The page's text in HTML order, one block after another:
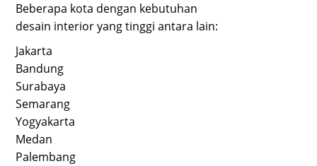
Beberapa kota dengan kebutuhan
desain interior yang tinggi antara lain:
Jakarta
Bandung
Surabaya
Semarang
Yogyakarta
Medan
Palembang